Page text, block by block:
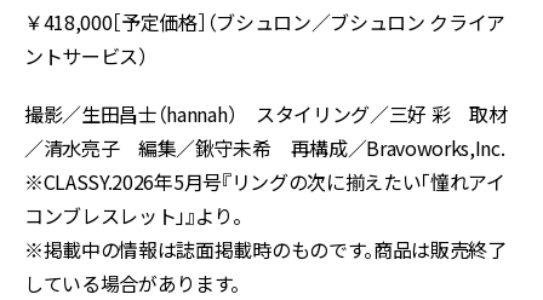
￥418,000［予定価格］（ブシュロン／ブシュロン クライア
ントサービス）
撮影／生田昌士（hannah） スタイリング／三好 彩 取材
／清水亮子 編集／鍬守未希 再構成／Bravoworks,Inc.
※CLASSY.2026年5月号『リングの次に揃えたい「憧れアイ
コンブレスレット」』より。
※掲載中の情報は誌面掲載時のものです。商品は販売終了
している場合があります。